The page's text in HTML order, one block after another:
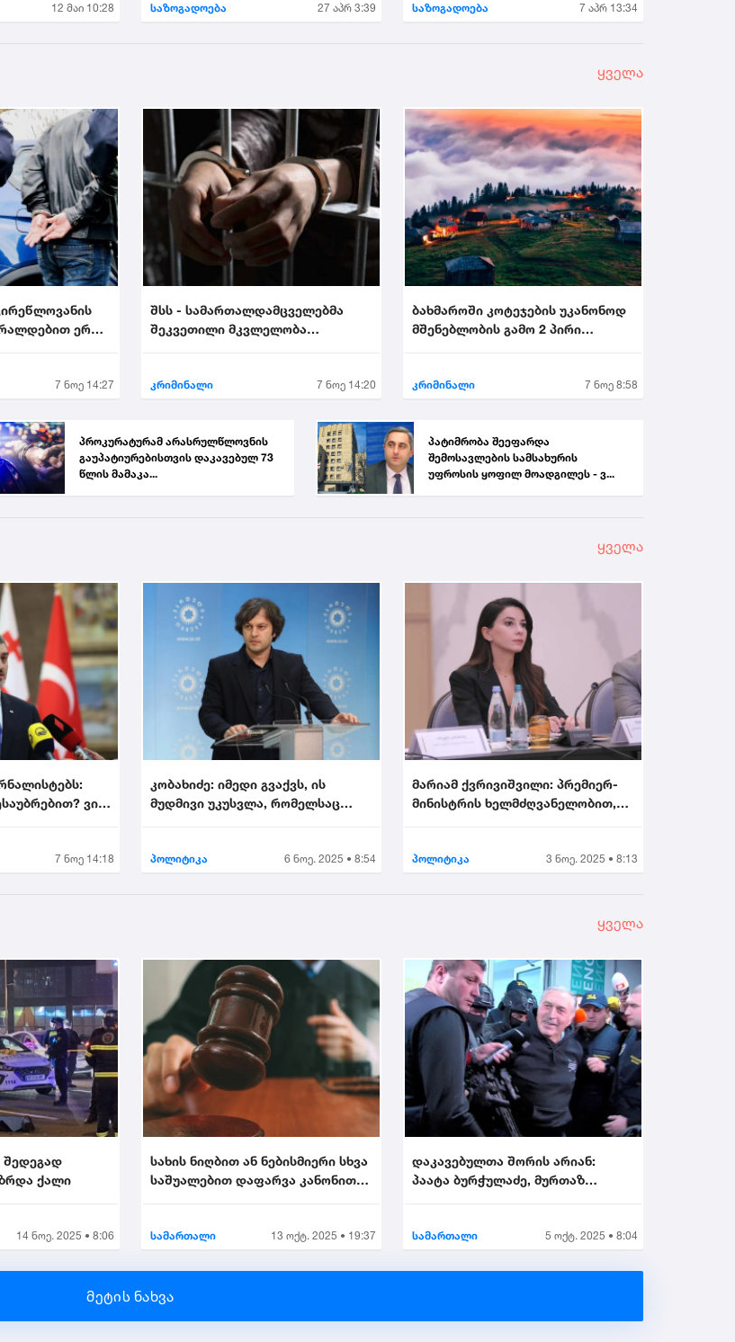
12 მაი 10:28 საზოგადოება 27 აპრ 3:39 საზოგადოება 7 აპრ 13:34
ყველა
ერთი
7 ნოე 14:27
შსს - სამართალდამცველებმა
შეკვეთილი მკვლელობა
კრიმინალი 7 ნოე 14:20
ბახმაროში კოტეჯების უკანონოდ
მშენებლობის გამო 2 პირი
კრიმინალი 7 ნოე 8:58
პროკურატურამ არასრულწლოვნის
გაუპატიურებისთვის დაკავებულ 73
წლის მამაკა...
პატიმრობა შეეფარდა
შემოსავლების სამსახურის
უფროსის ყოფილ მოადგილეს - ვ...
ყველა
ვინ
7 ნოე 14:18
კობახიძე: იმედი გვაქვს, ის
მუდმივი უკუსვლა, რომელსაც
პოლიტიკა 6 ნოე. 2025 • 8:54
მარიამ ქვრივიშვილი: პრემიერ-
მინისტრის ხელმძღვანელობით,
პოლიტიკა 3 ნოე. 2025 • 8:13
ყველა
შედეგად
ქალი
14 ნოე. 2025 • 8:06
სახის ნიღბით ან ნებისმიერი სხვა
საშუალებით დაფარვა კანონით
სამართალი 13 ოქტ. 2025 • 19:37
დაკავებულთა შორის არიან:
პაატა ბურჭულაძე, მურთაზ
სამართალი 5 ოქტ. 2025 • 8:04
მეტის ნახვა